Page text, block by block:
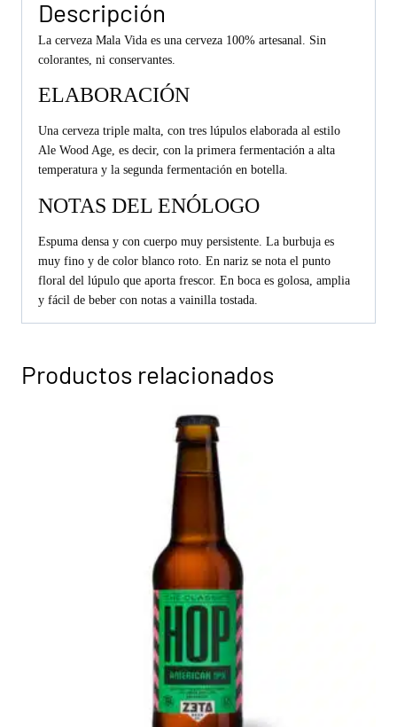
Descripción
La cerveza Mala Vida es una cerveza 100% artesanal. Sin
colorantes, ni conservantes.
ELABORACIÓN
Una cerveza triple malta, con tres lúpulos elaborada al estilo
Ale Wood Age, es decir, con la primera fermentación a alta
temperatura y la segunda fermentación en botella.
NOTAS DEL ENÓLOGO
Espuma densa y con cuerpo muy persistente. La burbuja es
muy fino y de color blanco roto. En nariz se nota el punto
floral del lúpulo que aporta frescor. En boca es golosa, amplia
y fácil de beber con notas a vainilla tostada.
Productos relacionados